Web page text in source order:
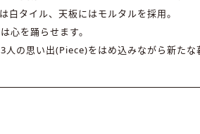
白タイル、天板にはモルタルを採用。
心を踊らせます。
の思い出(Piece)をはめ込みながら新たな